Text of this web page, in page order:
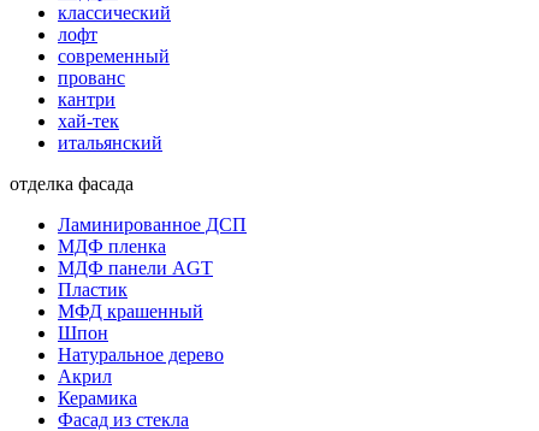
классический
лофт
современный
прованс
кантри
хай-тек
итальянский
отделка фасада
Ламинированное ДСП
МДФ пленка
МДФ панели AGT
Пластик
МФД крашенный
Шпон
Натуральное дерево
Акрил
Керамика
Фасад из стекла